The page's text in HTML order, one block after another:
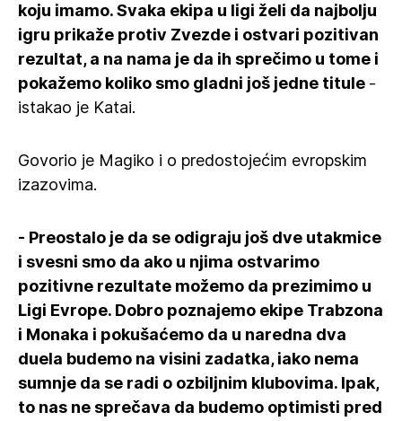
koju imamo. Svaka ekipa u ligi želi da najbolju
igru prikaže protiv Zvezde i ostvari pozitivan
rezultat, a na nama je da ih sprečimo u tome i
pokažemo koliko smo gladni još jedne titule -
istakao je Katai.
Govorio je Magiko i o predostojećim evropskim
izazovima.
- Preostalo je da se odigraju još dve utakmice
i svesni smo da ako u njima ostvarimo
pozitivne rezultate možemo da prezimimo u
Ligi Evrope. Dobro poznajemo ekipe Trabzona
i Monaka i pokušaćemo da u naredna dva
duela budemo na visini zadatka, iako nema
sumnje da se radi o ozbiljnim klubovima. Ipak,
to nas ne sprečava da budemo optimisti pred